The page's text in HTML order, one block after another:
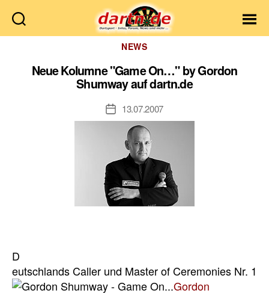
Dartn.de
Kategorien
NEWS
Neue Kolumne "Game On…" by Gordon
Shumway auf dartn.de
Veröffentlichungsdatum
13.07.2007
D
eutschlands Caller und Master ofCeremonies Nr. 1
Gordon